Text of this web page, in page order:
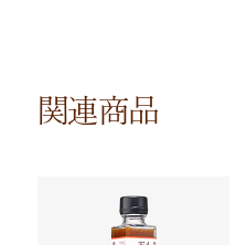
関連商品